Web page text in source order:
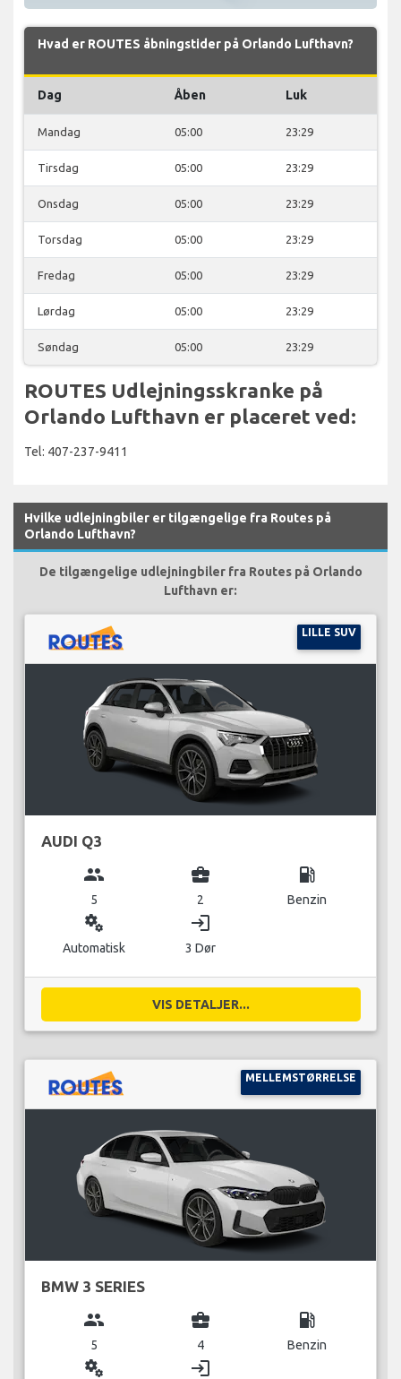
Hvad er ROUTES åbningstider på Orlando Lufthavn?
Dag Åben Luk
Mandag 05:00 23:29
Tirsdag 05:00 23:29
Onsdag 05:00 23:29
Torsdag 05:00 23:29
Fredag 05:00 23:29
Lørdag 05:00 23:29
Søndag 05:00 23:29
ROUTES Udlejningsskranke på
Orlando Lufthavn er placeret ved:
Tel: 407-237-9411
Hvilke udlejningbiler er tilgængelige fra Routes på
Orlando Lufthavn?
De tilgængelige udlejningbiler fra Routes på Orlando
Lufthavn er:
LILLE SUV
AUDI Q3
group
5
business_center
2
local_gas_station
Benzin
miscellaneous_services
Automatisk
login
3 Dør
VIS DETALJER...
MELLEMSTØRRELSE
BMW 3 SERIES
group
5
business_center
4
local_gas_station
Benzin
miscellaneous_services login